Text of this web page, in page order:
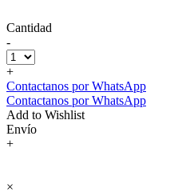
Cantidad
-
+
Contactanos por WhatsApp
Contactanos por WhatsApp
Add to Wishlist
Envío
+
×